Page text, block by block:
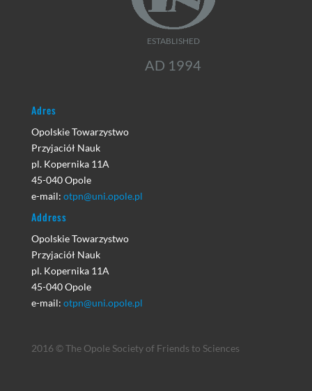
ESTABLISHED
AD 1994
Adres
Opolskie Towarzystwo
Przyjaciół Nauk
pl. Kopernika 11A
45-040 Opole
e-mail: otpn@uni.opole.pl
Address
Opolskie Towarzystwo
Przyjaciół Nauk
pl. Kopernika 11A
45-040 Opole
e-mail: otpn@uni.opole.pl
2016 © The Opole Society of Friends to Sciences